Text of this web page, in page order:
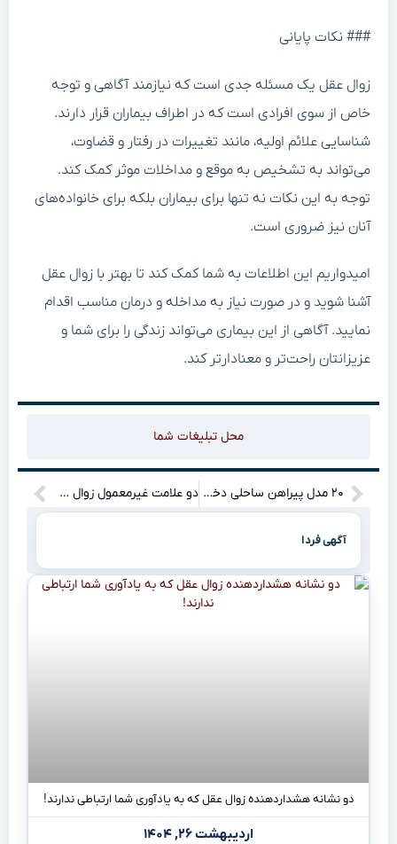
### نکات پایانی
زوال عقل یک مسئله جدی است که نیازمند آگاهی و توجه
خاص از سوی افرادی است که در اطراف بیماران قرار دارند.
شناسایی علائم اولیه، مانند تغییرات در رفتار و قضاوت،
می‌تواند به تشخیص به موقع و مداخلات موثر کمک کند.
توجه به این نکات نه تنها برای بیماران بلکه برای خانواده‌های
آنان نیز ضروری است.
امیدواریم این اطلاعات به شما کمک کند تا بهتر با زوال عقل
آشنا شوید و در صورت نیاز به مداخله و درمان مناسب اقدام
نمایید. آگاهی از این بیماری می‌تواند زندگی را برای شما و
عزیزانتان راحت‌تر و معنادارتر کند.
محل تبلیغات شما
۲۰ مدل پیراهن ساحلی دخترانه با طرح‌های جذاب برای تابستان ۱۴۰۴ + راهنمای انتخاب پیراهن بلند مناسب دو علامت غیرمعمول زوال عقل که کمتر درباره‌شان صحبت می‌شود و شامل کاهش حافظه نمی‌گردند
آگهی فردا
دو نشانه هشداردهنده زوال عقل که به یادآوری شما ارتباطی ندارند!
اردیبهشت ۲۶, ۱۴۰۴